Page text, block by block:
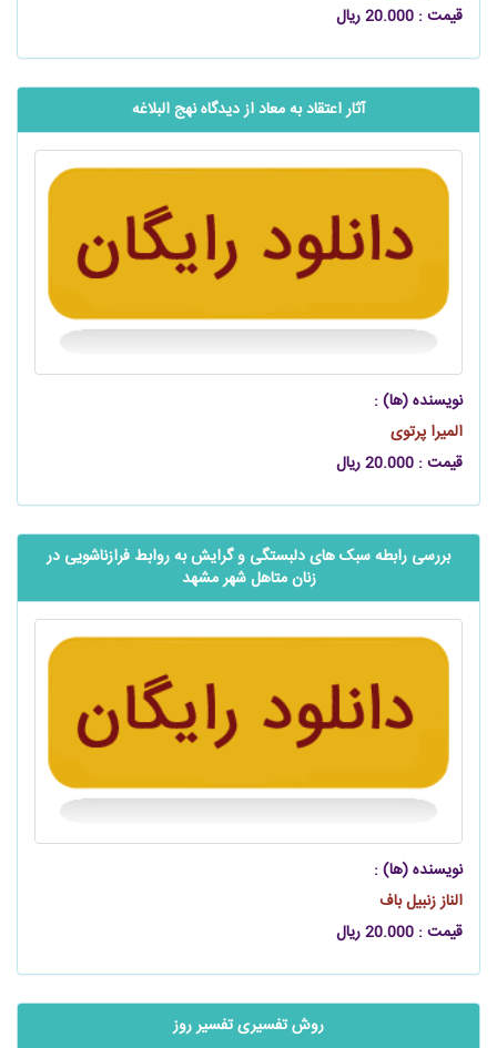
قیمت : 20.000 ریال
آثار اعتقاد به معاد از دیدگاه نهج البلاغه
نویسنده (ها) :
المیرا پرتوی
قیمت : 20.000 ریال
بررسی رابطه سبک‌ های دلبستگی و گرایش به روابط فرازناشویی در
زنان متاهل شهر مشهد
نویسنده (ها) :
الناز زنبیل باف
قیمت : 20.000 ریال
روش تفسیری تفسیر روز